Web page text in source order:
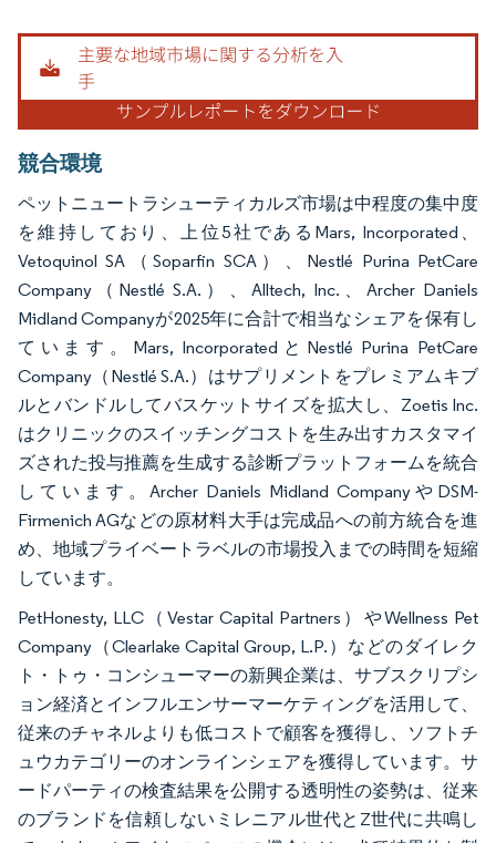
画像 © Mordor Intelligence。再利用にはCC BY 4.0の表示が必要です。
競合環境
ペットニュートラシューティカルズ市場は中程度の集中度
を維持しており、上位5社であるMars, Incorporated、
Vetoquinol SA（Soparfin SCA）、Nestlé Purina PetCare
Company（Nestlé S.A.）、Alltech, Inc.、Archer Daniels
Midland Companyが2025年に合計で相当なシェアを保有し
ています。Mars, IncorporatedとNestlé Purina PetCare
Company（Nestlé S.A.）はサプリメントをプレミアムキブ
ルとバンドルしてバスケットサイズを拡大し、Zoetis Inc.
はクリニックのスイッチングコストを生み出すカスタマイ
ズされた投与推薦を生成する診断プラットフォームを統合
しています。Archer Daniels Midland CompanyやDSM-
Firmenich AGなどの原材料大手は完成品への前方統合を進
め、地域プライベートラベルの市場投入までの時間を短縮
しています。
PetHonesty, LLC（Vestar Capital Partners）やWellness Pet
Company（Clearlake Capital Group, L.P.）などのダイレク
ト・トゥ・コンシューマーの新興企業は、サブスクリプシ
ョン経済とインフルエンサーマーケティングを活用して、
従来のチャネルよりも低コストで顧客を獲得し、ソフトチ
ュウカテゴリーのオンラインシェアを獲得しています。サ
ードパーティの検査結果を公開する透明性の姿勢は、従来
のブランドを信頼しないミレニアル世代とZ世代に共鳴し